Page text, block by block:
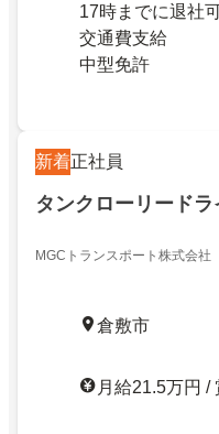
17時までに退社
交通費支給
中型免許
新着正社員
タンクローリード
MGCトランスポート株式会社
倉敷市
月給21.5万円 /